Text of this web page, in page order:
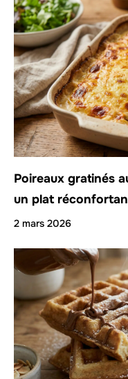
Poireaux gratinés
un plat
2 mars 2026